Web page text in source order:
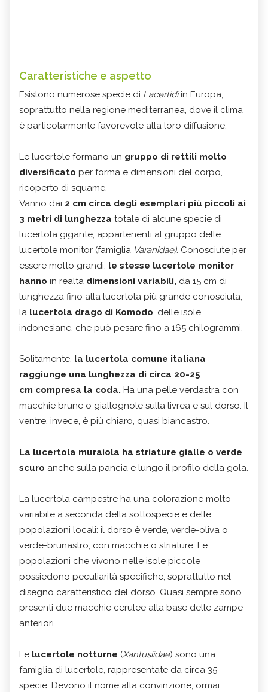
Caratteristiche e aspetto
Esistono numerose specie di Lacertidiin Europa,
soprattutto nella regione mediterranea, dove il clima
è particolarmente favorevole alla loro diffusione.
Le lucertole formano un gruppo di rettili molto
diversificato per forma e dimensioni del corpo,
ricoperto di squame.
Vanno dai 2 cm circa degli esemplari più piccoli ai
3 metri di lunghezza totale di alcune specie di
lucertola gigante, appartenenti al gruppo delle
lucertole monitor (famiglia Varanidae). Conosciute per
essere molto grandi, le stesse lucertole monitor
hanno in realtà dimensioni variabili, da 15 cm di
lunghezza fino alla lucertola più grande conosciuta,
la lucertola drago di Komodo, delle isole
indonesiane, che può pesare fino a 165 chilogrammi.
Solitamente, la lucertola comune italiana
raggiunge una lunghezza di circa 20-25
cm compresa la coda. Ha una pelle verdastra con
macchie brune o giallognole sulla livrea e sul dorso. Il
ventre, invece, è più chiaro, quasi biancastro.
La lucertola muraiola ha striature gialle o verde
scuro anche sulla pancia e lungo il profilo della gola.
La lucertola campestre ha una colorazione molto
variabile a seconda della sottospecie e delle
popolazioni locali: il dorso è verde, verde-oliva o
verde-brunastro, con macchie o striature. Le
popolazioni che vivono nelle isole piccole
possiedono peculiarità specifiche, soprattutto nel
disegno caratteristico del dorso. Quasi sempre sono
presenti due macchie cerulee alla base delle zampe
anteriori.
Le lucertole notturne (Xantusiidae) sono una
famiglia di lucertole, rappresentate da circa 35
specie. Devono il nome alla convinzione, ormai